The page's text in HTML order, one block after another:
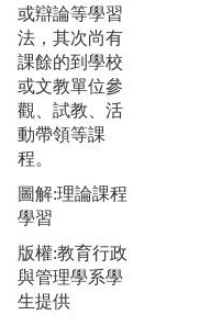
到實作，顯現
我們在數位創
作的成績。
或辯論等學習
法，其次尚有
課餘的到學校
或文教單位參
觀、試教、活
動帶領等課
程。
圖解:理論課程
學習
版權:教育行政
與管理學系學
生提供